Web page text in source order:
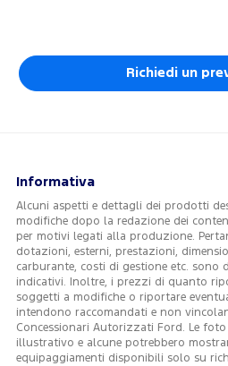
Richiedi un
Informativa
Alcuni aspetti e dettagli dei prodotti
modifiche dopo la redazione dei
per motivi legati alla produzione.
dotazioni, esterni, prestazioni,
carburante, costi di gestione etc. sono
indicativi. Inoltre, i prezzi di quanto
soggetti a modifiche o riportare
intendono raccomandati e non
Concessionari Autorizzati Ford. Le
illustrativo e alcune potrebbero
equipaggiamenti disponibili solo su